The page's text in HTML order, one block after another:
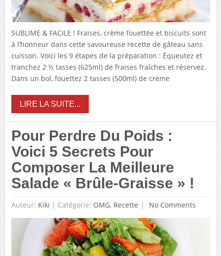
SUBLIME & FACILE ! Fraises, crème fouettée et biscuits sont
à l’honneur dans cette savoureuse recette de gâteau sans
cuisson. Voici les 9 étapes de la préparation : Équeutez et
tranchez 2 ½ tasses (625ml) de fraises fraîches et réservez.
Dans un bol, fouettez 2 tasses (500ml) de crème
LIRE LA SUITE...
Pour Perdre Du Poids :
Voici 5 Secrets Pour
Composer La Meilleure
Salade « Brûle-Graisse » !
Auteur: Kiki | Catégorie: OMG, Recette No Comments